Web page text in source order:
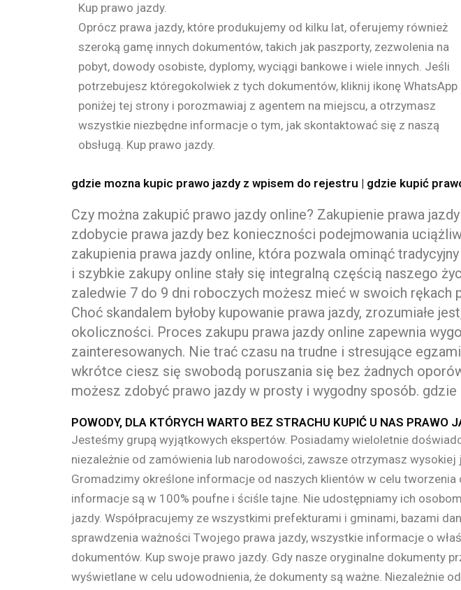
Kup prawo jazdy.
Oprócz prawa jazdy, które produkujemy od kilku lat, oferujemy również
szeroką gamę innych dokumentów, takich jak paszporty, zezwolenia na
pobyt, dowody osobiste, dyplomy, wyciągi bankowe i wiele innych. Jeśli
potrzebujesz któregokolwiek z tych dokumentów, kliknij ikonę WhatsApp
poniżej tej strony i porozmawiaj z agentem na miejscu, a otrzymasz
wszystkie niezbędne informacje o tym, jak skontaktować się z naszą
obsługą. Kup prawo jazdy.
gdzie mozna kupic prawo jazdy z wpisem do rejestru | gdzie kupić
Czy można zakupić prawo jazdy online? Zakupienie prawa
zdobycie prawa jazdy bez konieczności podejmowania
zakupienia prawa jazdy online, która pozwala ominąć
i szybkie zakupy online stały się integralną częścią naszego
zaledwie 7 do 9 dni roboczych możesz mieć w swoich rękach
Choć skandalem byłoby kupowanie prawa jazdy, zrozumiałe
okoliczności. Proces zakupu prawa jazdy online zapewnia
zainteresowanych. Nie trać czasu na trudne i stresujące
wkrótce ciesz się swobodą poruszania się bez żadnych
możesz zdobyć prawo jazdy w prosty i wygodny sposób.
POWODY, DLA KTÓRYCH WARTO BEZ STRACHU KUPIĆ U NAS PRAWO
Jesteśmy grupą wyjątkowych ekspertów. Posiadamy wieloletnie
niezależnie od zamówienia lub narodowości, zawsze otrzymasz
Gromadzimy określone informacje od naszych klientów w celu
informacje są w 100% poufne i ściśle tajne. Nie udostępniamy ich
jazdy. Współpracujemy ze wszystkimi prefekturami i gminami, bazami
sprawdzenia ważności Twojego prawa jazdy, wszystkie informacje o
dokumentów. Kup swoje prawo jazdy. Gdy nasze oryginalne dokumenty
wyświetlane w celu udowodnienia, że ​​dokumenty są ważne. Niezależnie